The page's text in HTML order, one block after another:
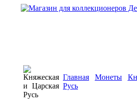
Главная Монеты
Русь